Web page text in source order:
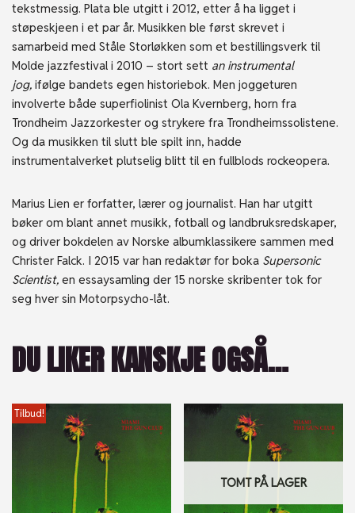
tekstmessig. Plata ble utgitt i 2012, etter å ha ligget i
støpeskjeen i et par år. Musikken ble først skrevet i
samarbeid med Ståle Storløkken som et bestillingsverk til
Molde jazzfestival i 2010 – stort sett an instrumental
jog, ifølge bandets egen historiebok. Men joggeturen
involverte både superfiolinist Ola Kvernberg, horn fra
Trondheim Jazzorkester og strykere fra Trondheimssolistene.
Og da musikken til slutt ble spilt inn, hadde
instrumentalverket plutselig blitt til en fullblods rockeopera.
Marius Lien er forfatter, lærer og journalist. Han har utgitt
bøker om blant annet musikk, fotball og landbruksredskaper,
og driver bokdelen av Norske albumklassikere sammen med
Christer Falck. I 2015 var han redaktør for boka Supersonic
Scientist, en essaysamling der 15 norske skribenter tok for
seg hver sin Motorpsycho-låt.
DU LIKER KANSKJE OGSÅ…
Tilbud!
TOMT PÅ LAGER